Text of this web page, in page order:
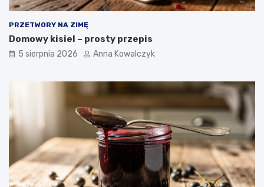
PRZETWORY NA ZIMĘ
Domowy kisiel – prosty przepis
5 sierpnia 2026 Anna Kowalczyk